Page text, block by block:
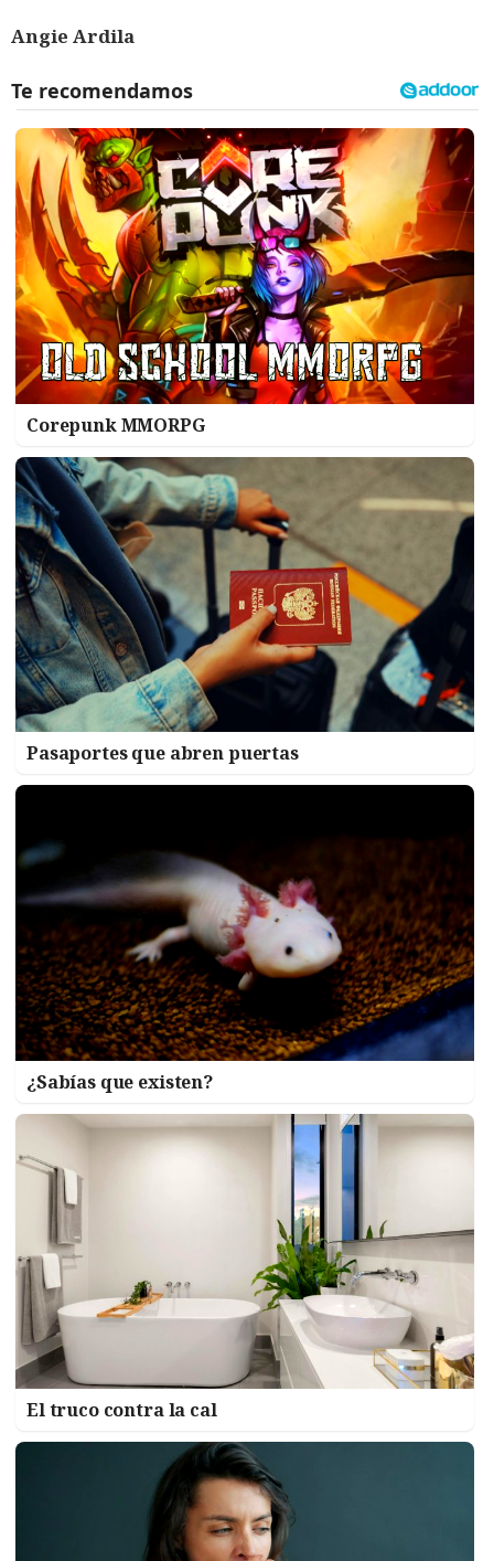
Angie Ardila
Corepunk MMORPG
Pasaportes que abren puertas
¿Sabías que existen?
El truco contra la cal